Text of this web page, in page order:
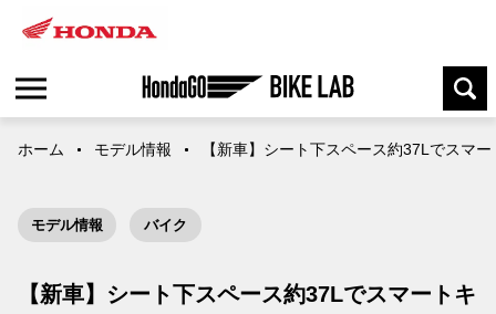
ホーム モデル情報 【新車】シート下スペース約37Lでスマ
モデル情報 バイク
【新車】シート下スペース約37Lでスマートキ